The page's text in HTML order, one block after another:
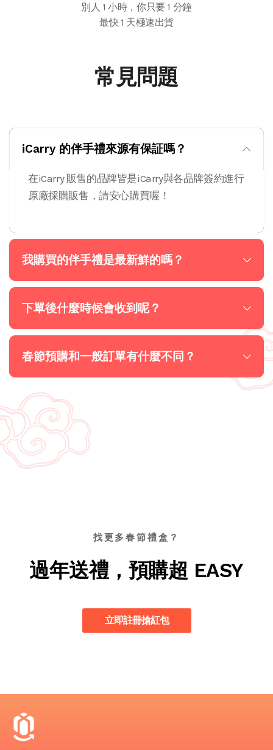
別人 1 小時，你只要 1 分鐘
最快 1 天極速出貨
常見問題
iCarry 的伴手禮來源有保証嗎？
在iCarry 販售的品牌皆是iCarry與各品牌簽約進行
原廠採購販售，請安心購買喔！
我購買的伴手禮是最新鮮的嗎？
下單後什麼時候會收到呢？
春節預購和一般訂單有什麼不同？
找更多春節禮盒？
過年送禮，預購超 EASY
立即註冊搶紅包